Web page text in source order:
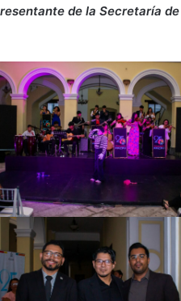
de la Secretaría de